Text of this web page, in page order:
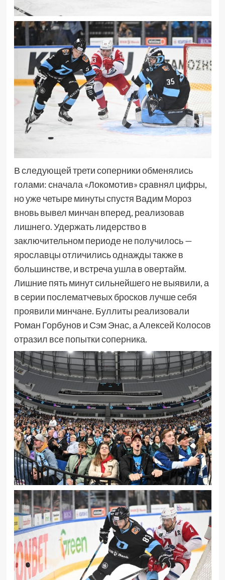
В следующей трети соперники обменялись
голами: сначала «Локомотив» сравнял цифры,
но уже четыре минуты спустя Вадим Мороз
вновь вывел минчан вперед, реализовав
лишнего. Удержать лидерство в
заключительном периоде не получилось —
ярославцы отличились однажды также в
большинстве, и встреча ушла в овертайм.
Лишние пять минут сильнейшего не выявили, а
в серии послематчевых бросков лучше себя
проявили минчане. Буллиты реализовали
Роман Горбунов и Сэм Энас, а Алексей Колосов
отразил все попытки соперника.